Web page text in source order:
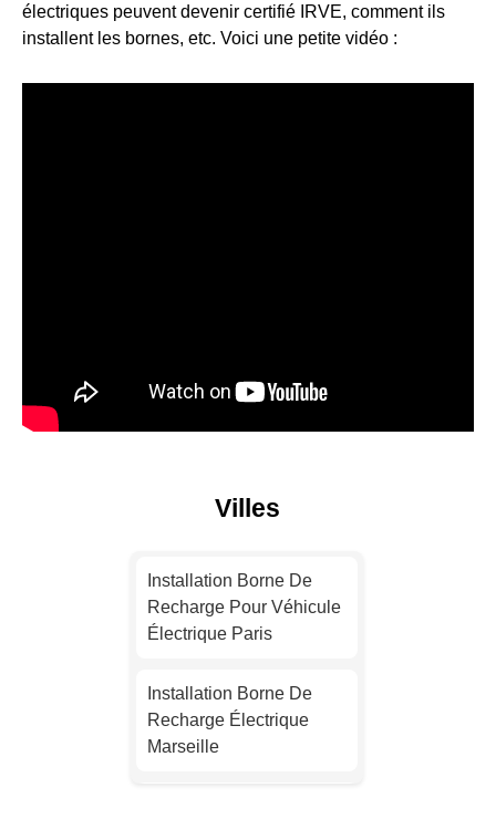
électriques peuvent devenir certifié IRVE, comment ils
installent les bornes, etc. Voici une petite vidéo :
Villes
Installation Borne De
Recharge Pour Véhicule
Électrique Paris
Installation Borne De
Recharge Électrique
Marseille